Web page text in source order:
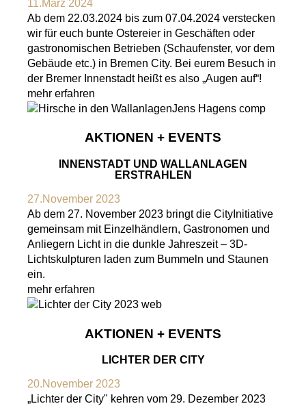
11.März 2024
Ab dem 22.03.2024 bis zum 07.04.2024 verstecken
wir für euch bunte Ostereier in Geschäften oder
gastronomischen Betrieben (Schaufenster, vor dem
Gebäude etc.) in Bremen City. Bei eurem Besuch in
der Bremer Innenstadt heißt es also „Augen auf“!
mehr erfahren
AKTIONEN + EVENTS
INNENSTADT UND WALLANLAGEN
ERSTRAHLEN
27.November 2023
Ab dem 27. November 2023 bringt die CityInitiative
gemeinsam mit Einzelhändlern, Gastronomen und
Anliegern Licht in die dunkle Jahreszeit – 3D-
Lichtskulpturen laden zum Bummeln und Staunen
ein.
mehr erfahren
AKTIONEN + EVENTS
LICHTER DER CITY
20.November 2023
„Lichter der City" kehren vom 29. Dezember 2023